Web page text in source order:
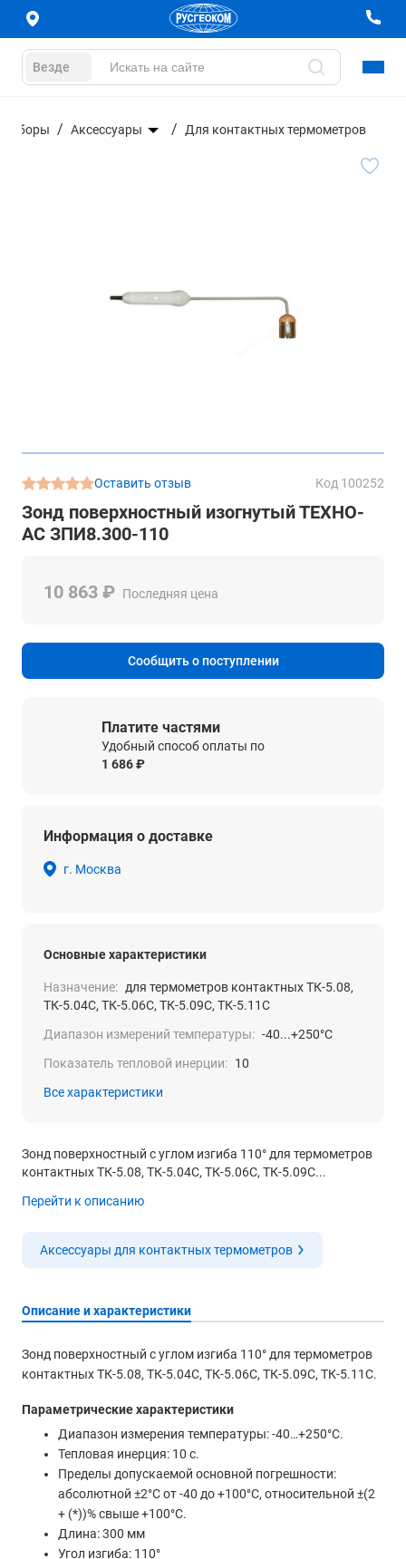
Везде
Аксессуары Для контактных термометров
Оставить отзыв Код 100252
Зонд поверхностный изогнутый ТЕХНО-
АС ЗПИ8.300-110
10 863 ₽ Последняя цена
Сообщить о поступлении
Платите частями
Удобный способ оплаты по
1 686 ₽
Информация о доставке
г. Москва
Основные характеристики
Назначение: для термометров контактных ТК-5.08,
ТК-5.04С, ТК-5.06С, ТК-5.09С, ТК-5.11С
Диапазон измерений температуры: -40...+250°С
Показатель тепловой инерции: 10
Все характеристики
Зонд поверхностный с углом изгиба 110° для термометров
контактных ТК-5.08, ТК-5.04С, ТК-5.06С, ТК-5.09С...
Перейти к описанию
Аксессуары для контактных термометров
Описание и характеристики
Зонд поверхностный с углом изгиба 110° для термометров
контактных ТК-5.08, ТК-5.04С, ТК-5.06С, ТК-5.09С, ТК-5.11С.
Параметрические характеристики
Диапазон измерения температуры: -40…+250°С.
Тепловая инерция: 10 с.
Пределы допускаемой основной погрешности:
абсолютной ±2°С от -40 до +100°С, относительной ±(2
+ (*))% свыше +100°С.
Длина: 300 мм
Угол изгиба: 110°